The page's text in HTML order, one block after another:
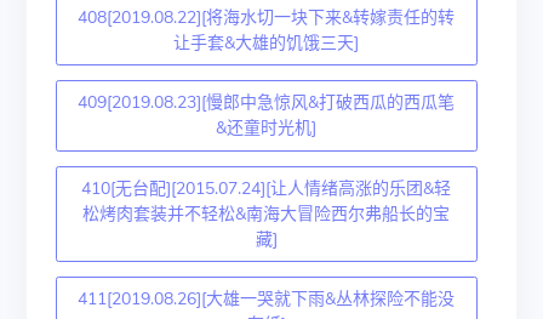
408[2019.08.22][将海水切一块下来&转嫁责任的转
让手套&大雄的饥饿三天]
409[2019.08.23][慢郎中急惊风&打破西瓜的西瓜笔
&还童时光机]
410[无台配][2015.07.24][让人情绪高涨的乐团&轻
松烤肉套装并不轻松&南海大冒险西尔弗船长的宝
藏]
411[2019.08.26][大雄一哭就下雨&丛林探险不能没